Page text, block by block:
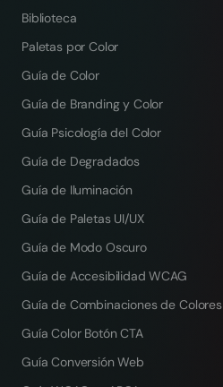
Biblioteca
Paletas por Color
Guía de Color
Guía de Branding y Color
Guía Psicología del Color
Guía de Degradados
Guía de Iluminación
Guía de Paletas UI/UX
Guía de Modo Oscuro
Guía de Accesibilidad WCAG
Guía de Combinaciones de Colores
Guía Color Botón CTA
Guía Conversión Web